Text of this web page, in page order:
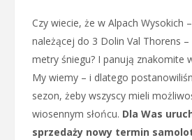
Czy wiecie, że w Alpach Wysokich
należącej do 3 Dolin Val Thorens
metry śniegu? I panują znakomite
My wiemy – i dlatego
sezon, żeby wszyscy mieli
wiosennym słońcu. Dla Was
sprzedaży nowy termin